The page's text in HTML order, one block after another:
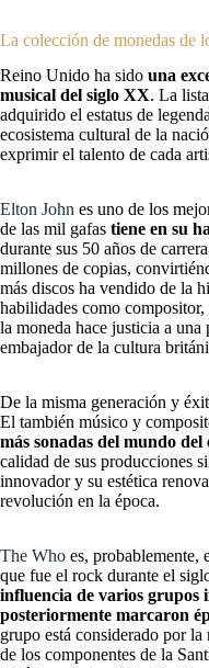
La colección de monedas de
Reino Unido ha sido una
musical del siglo XX. La
adquirido el estatus de
ecosistema cultural de la
exprimir el talento de cada
Elton John es uno de los
de las mil gafas tiene en su
durante sus 50 años de
millones de copias,
más discos ha vendido de la
habilidades como
la moneda hace justicia a una
embajador de la cultura
De la misma generación y
El también músico y
más sonadas del mundo del
calidad de sus producciones
innovador y su estética
revolución en la época.
The Who es, probablemente,
que fue el rock durante el
influencia de varios grupos
posteriormente marcaron
grupo está considerado por la
de los componentes de la